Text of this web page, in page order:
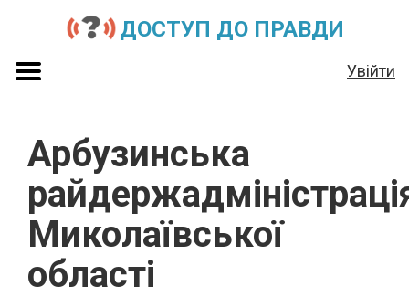
ДОСТУП ДО ПРАВДИ
Увійти
Арбузинська
Миколаївської
області